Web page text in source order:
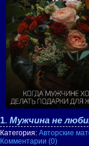
1. Мужчина не
Категория: Авторские
Комментарии (0)